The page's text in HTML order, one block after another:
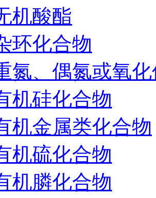
机酸酯
环化合物
氮、偶氮或氧
机硅化合物
机金属类化合物
机硫化合物
机膦化合物